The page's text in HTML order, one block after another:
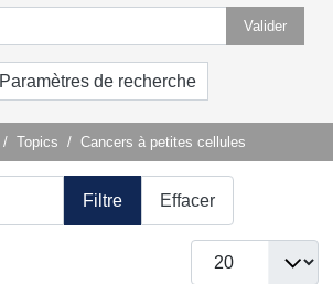
Valider
Paramètres de recherche
Topics Cancers à petites cellules
Filtre Effacer